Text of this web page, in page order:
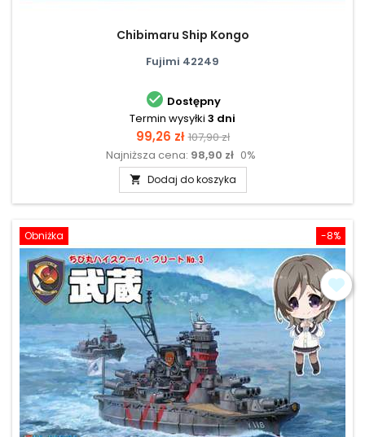
Chibimaru Ship Kongo
Fujimi 42249
 Dostępny
Termin wysyłki 3 dni
Cena
99,26 zł Cena
podstawowa
107,90 zł
Najniższa cena: 98,90 zł 0%
 Dodaj do koszyka
-8%
Obniżka